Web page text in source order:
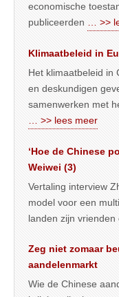
economische
publiceerden
… >>
Klimaatbeleid in
Het klimaatbeleid in
en deskundigen
samenwerken met
… >> lees meer
‘Hoe de Chinese
Weiwei (3)
Vertaling interview
model voor een
landen zijn vrienden
Zeg niet zomaar
aandelenmarkt
Wie de Chinese